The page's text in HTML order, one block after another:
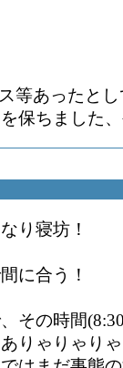
等あったと
保ちました
り寝坊！
に合う！
その時間
ありゃりゃり